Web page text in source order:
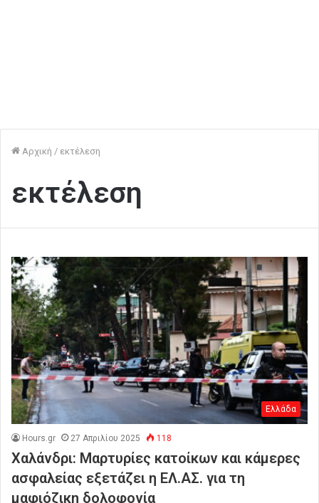
Αρχική / εκτέλεση
εκτέλεση
Ελλάδα
Hours.gr 27 Απριλίου 2025 118
Χαλάνδρι: Μαρτυρίες κατοίκων και κάμερες
ασφαλείας εξετάζει η ΕΛ.ΑΣ. για τη
μαφιόζικη δολοφονία